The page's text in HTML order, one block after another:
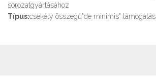
sorozatgyártásához
Típus:csekély összegű"de minimis" támogatás